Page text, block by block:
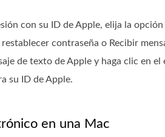
con su ID de Apple, elija la opción
contraseña o Recibir
de texto de Apple y haga clic en el
su ID de Apple.
en una Mac